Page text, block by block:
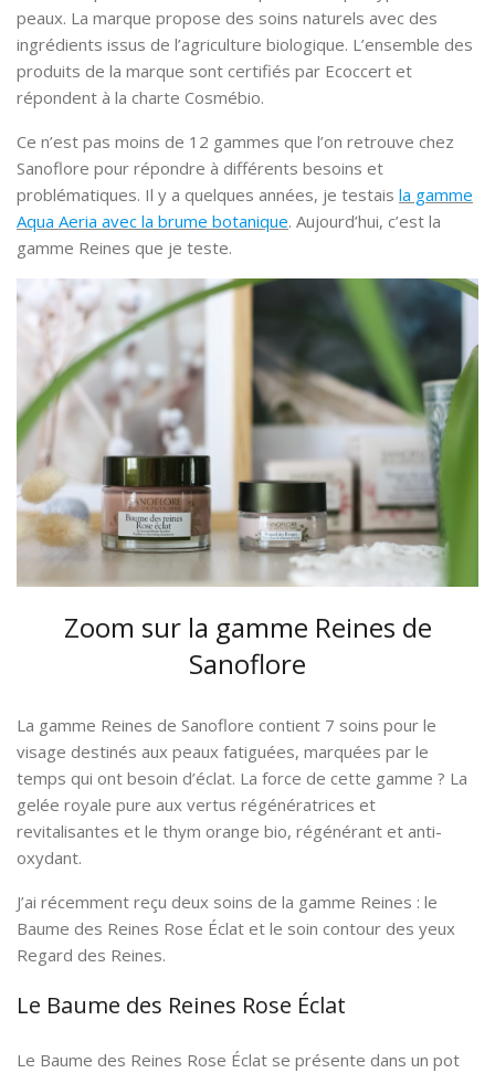
peaux. La marque propose des soins naturels avec des
ingrédients issus de l’agriculture biologique. L’ensemble des
produits de la marque sont certifiés par Ecoccert et
répondent à la charte Cosmébio.
Ce n’est pas moins de 12 gammes que l’on retrouve chez
Sanoflore pour répondre à différents besoins et
problématiques. Il y a quelques années, je testais la gamme
Aqua Aeria avec la brume botanique. Aujourd’hui, c’est la
gamme Reines que je teste.
Zoom sur la gamme Reines de
Sanoflore
La gamme Reines de Sanoflore contient 7 soins pour le
visage destinés aux peaux fatiguées, marquées par le
temps qui ont besoin d’éclat. La force de cette gamme ? La
gelée royale pure aux vertus régénératrices et
revitalisantes et le thym orange bio, régénérant et anti-
oxydant.
J’ai récemment reçu deux soins de la gamme Reines : le
Baume des Reines Rose Éclat et le soin contour des yeux
Regard des Reines.
Le Baume des Reines Rose Éclat
Le Baume des Reines Rose Éclat se présente dans un pot